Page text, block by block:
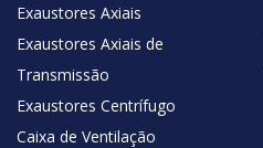
Exaustores Axiais
Exaustores Axiais de
Transmissão
Exaustores Centrífugo
Caixa de Ventilação